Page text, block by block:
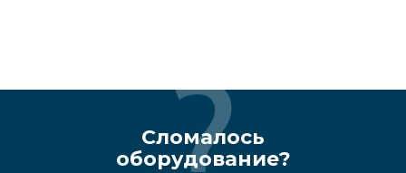
Сломалось
оборудование?